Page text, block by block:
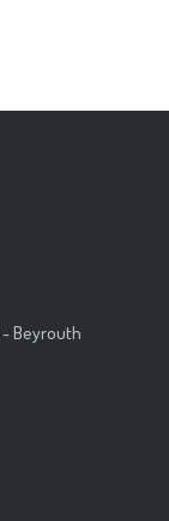
- Beyrouth